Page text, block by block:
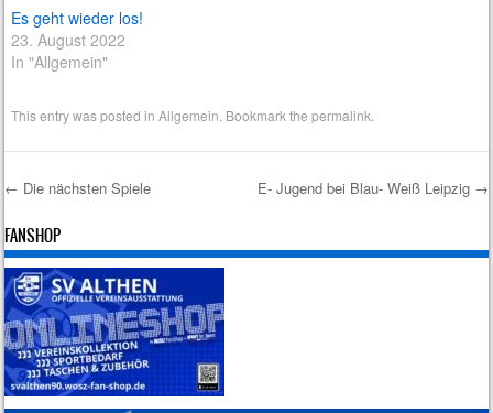
Es geht wieder los!
23. August 2022
In "Allgemein"
This entry was posted inAllgemein . Bookmark thepermalink
Post navigation
← Die nächsten Spiele E- Jugend bei Blau- Weiß Leipzig →
FANSHOP